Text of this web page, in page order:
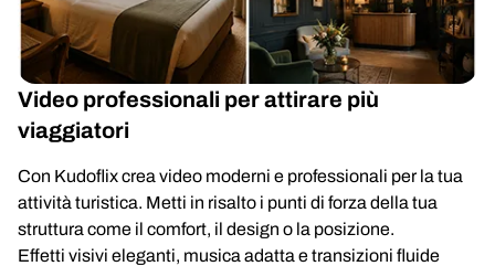
Video professionali per attirare più
viaggiatori
Con Kudoflix crea video moderni e professionali per la tua
attività turistica. Metti in risalto i punti di forza della tua
struttura come il comfort, il design o la posizione.
Effetti visivi eleganti, musica adatta e transizioni fluide